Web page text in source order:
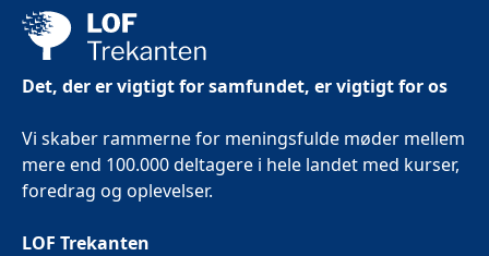
Det, der er vigtigt for samfundet, er vigtigt for os
Vi skaber rammerne for meningsfulde møder mellem
mere end 100.000 deltagere i hele landet med kurser,
foredrag og oplevelser.
LOF Trekanten